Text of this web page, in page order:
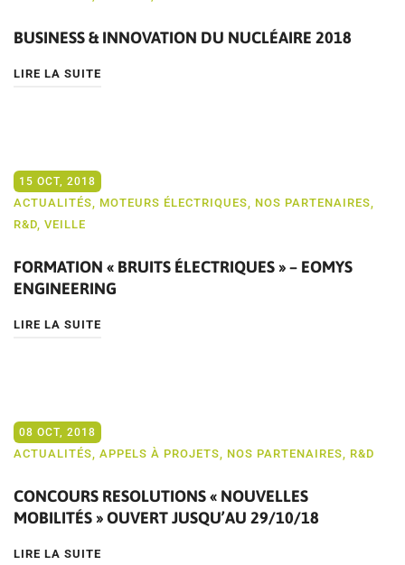
BUSINESS & INNOVATION DU NUCLÉAIRE 2018
LIRE LA SUITE
15 OCT, 2018
ACTUALITÉS MOTEURS ÉLECTRIQUES NOS PARTENAIRES
R&D VEILLE
FORMATION « BRUITS ÉLECTRIQUES » – EOMYS
ENGINEERING
LIRE LA SUITE
08 OCT, 2018
ACTUALITÉS APPELS À PROJETS NOS PARTENAIRES R&D
CONCOURS RESOLUTIONS « NOUVELLES
MOBILITÉS » OUVERT JUSQU’AU 29/10/18
LIRE LA SUITE